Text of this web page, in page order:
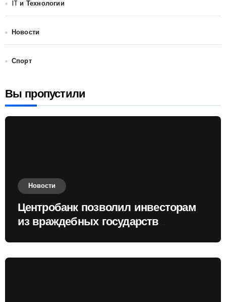
IT и Технологии
Новости
Спорт
Вы пропустили
Новости
Центробанк позволил инвесторам
из враждебных государств